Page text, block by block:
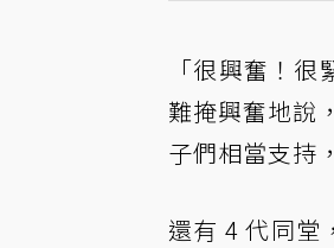
「很興奮！
難掩興奮地說
子們相當支持
還有 4 代同堂